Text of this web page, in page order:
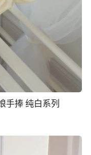
手捧 纯白系列